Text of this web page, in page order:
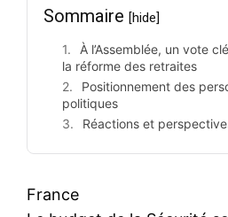
Sommaire [hide]
À l’Assemblée, un vote
la réforme des retraites
Positionnement des
politiques
Réactions et
France